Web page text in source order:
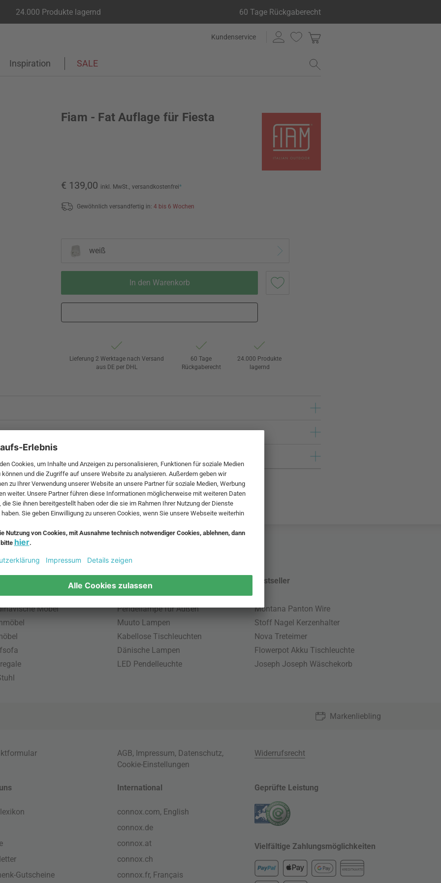
24.000 Produkte lagernd 60 Tage Rückgaberecht
Kundenservice
Inspiration SALE
Fiam - Fat Auflage für Fiesta
€ 139,00 inkl. MwSt., versandkostenfrei*
Gewöhnlich versandfertig in: 4 bis 6 Wochen
weiß
In den Warenkorb
Lieferung 2 Werktage nach Versand
aus DE per DHL
60 Tage
Rückgaberecht
24.000 Produkte
lagernd
und zzgl.
Möbel
Beliebte Leuchten
Pendellampe für Außen
Muuto Lampen
Kabellose Tischleuchten
Dänische Lampen
LED Pendelleuchte
Bestseller
Montana Panton Wire
Stoff Nagel Kerzenhalter
Nova Treteimer
Flowerpot Akku Tischleuchte
Joseph Joseph Wäschekorb
Markenliebling
AGB, Impressum, Datenschutz,
Cookie-Einstellungen
Widerrufsrecht
Gutscheine
International
connox.com, English
connox.de
connox.at
connox.ch
connox.fr, Français
Geprüfte Leistung
Vielfältige Zahlungsmöglichkeiten
KREDITKARTE